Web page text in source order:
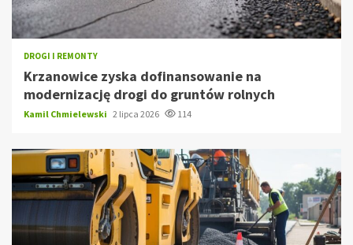
DROGI I REMONTY
Krzanowice zyska dofinansowanie na
modernizację drogi do gruntów rolnych
Kamil Chmielewski 2 lipca 2026 114